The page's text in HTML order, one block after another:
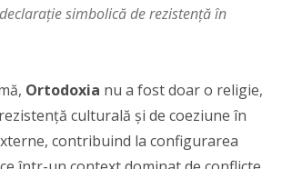
simbolică de rezistență în
Ortodoxia nu a fost doar o religie,
culturală și de coeziune în
contribuind la configurarea